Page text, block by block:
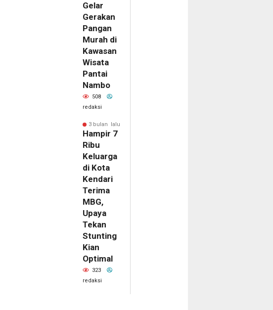
Gelar
Gerakan
Pangan
Murah di
Kawasan
Wisata
Pantai
Nambo
508
redaksi
3 bulan lalu
Hampir 7
Ribu
Keluarga
di Kota
Kendari
Terima
MBG,
Upaya
Tekan
Stunting
Kian
Optimal
323
redaksi